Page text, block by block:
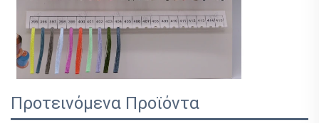
Προτεινόμενα Προϊόντα